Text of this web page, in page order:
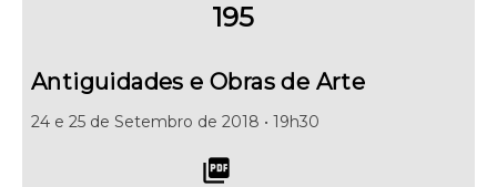
195
Antiguidades e Obras de Arte
24 e 25 de Setembro de 2018 • 19h30
picture_as_pdf